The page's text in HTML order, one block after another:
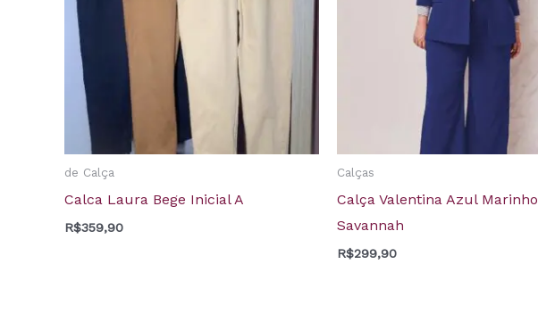
de Calça
Calca Laura Bege Inicial A
R$359,90
Calças
Calça Valentina Azul Marinho
Savannah
R$299,90